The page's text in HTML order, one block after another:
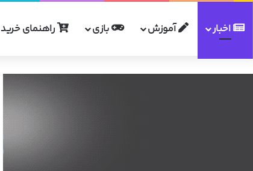
اخبار آموزش بازی راهنمای خرید